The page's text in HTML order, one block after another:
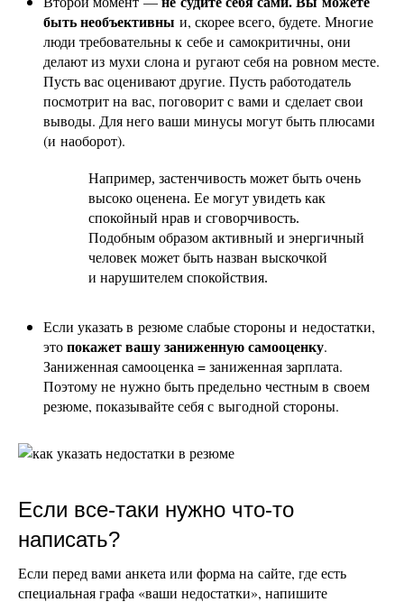
быть необъективны и, скорее всего, будете. Многие
люди требовательны к себе и самокритичны, они
делают из мухи слона и ругают себя на ровном месте.
Пусть вас оценивают другие. Пусть работодатель
посмотрит на вас, поговорит с вами и сделает свои
выводы. Для него ваши минусы могут быть плюсами
(и наоборот).
Например, застенчивость может быть очень
высоко оценена. Ее могут увидеть как
спокойный нрав и сговорчивость.
Подобным образом активный и энергичный
человек может быть назван выскочкой
и нарушителем спокойствия.
Если указать в резюме слабые стороны и недостатки,
этопокажет вашу заниженную самооценку.
Заниженная самооценка = заниженная зарплата.
Поэтому не нужно быть предельно честным в своем
резюме, показывайте себя с выгодной стороны.
Если все-таки нужно что-то
написать?
Если перед вами анкета или форма на сайте, где есть
специальная графа «ваши недостатки», напишите